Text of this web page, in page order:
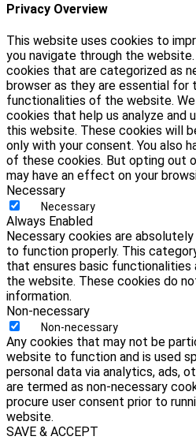
Privacy Overview
This website uses cookies to
you navigate through the
cookies that are categorized as
browser as they are essential for
functionalities of the website.
cookies that help us analyze and
this website. These cookies will
only with your consent. You also
of these cookies. But opting out
may have an effect on your
Necessary
Necessary
Always Enabled
Necessary cookies are
to function properly. This
that ensures basic
the website. These cookies do
information.
Non-necessary
Non-necessary
Any cookies that may not be
website to function and is used
personal data via analytics, ads,
are termed as non-necessary
procure user consent prior to
website.
SAVE & ACCEPT